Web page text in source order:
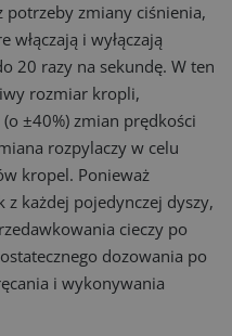
potrzeby zmiany ciśnienia,
i wyłączają
20 razy na sekundę. W ten
rozmiar kropli,
±40%) zmian prędkości
rozpylaczy w celu
kropel. Ponieważ
każdej pojedynczej dyszy,
cieczy po
dozowania po
i wykonywania